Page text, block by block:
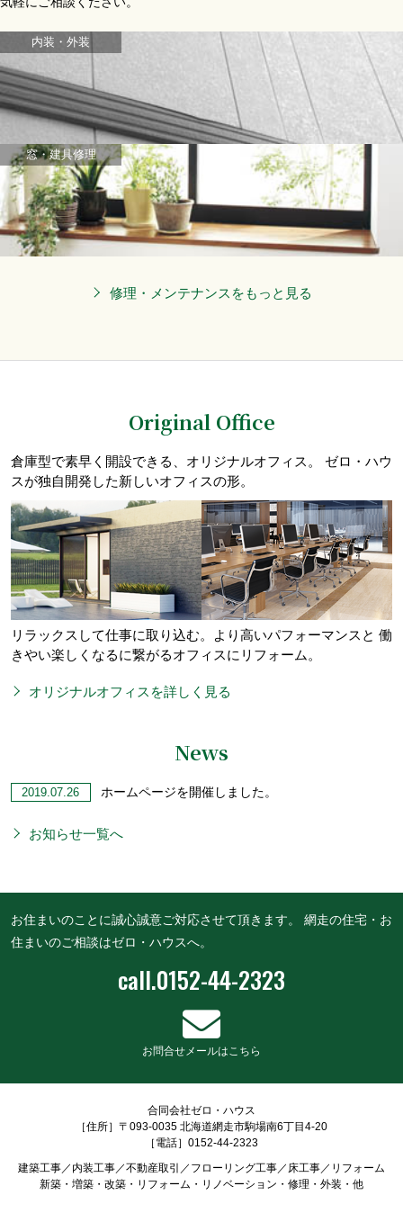
内装・外装
窓・建具修理
修理・メンテナンスをもっと見る
Original Office
倉庫型で素早く開設できる、オリジナルオフィス。
ゼロ・ハウ
スが独自開発した新しいオフィスの形。
リラックスして仕事に取り込む。より高いパフォーマンスと 働
きやい楽しくなるに繋がるオフィスにリフォーム。
オリジナルオフィスを詳しく見る
News
ホームページを開催しました。
2019.07.26
お知らせ一覧へ
お住まいのことに誠心誠意ご対応させて頂きます。
網走の住宅・お
住まいのご相談はゼロ・ハウスへ。
call.0152-44-2323
お問合せメールはこちら
合同会社ゼロ・ハウス
［住所］〒093-0035 北海道網走市駒場南6丁目4-20
［電話］0152-44-2323
建築工事／内装工事／不動産取引／フローリング工事／床工事／リフォーム
新築・増築・改築・リフォーム・リノベーション・修理・外装・他